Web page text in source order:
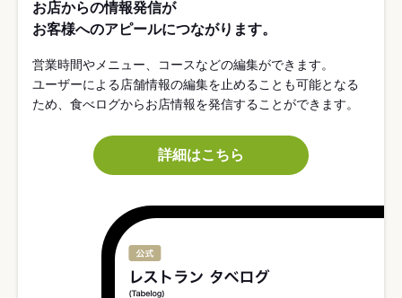
お店からの情報発信が
お客様へのアピールにつながります。
営業時間やメニュー、コースなどの編集ができます。
ユーザーによる店舗情報の編集を止めることも可能となる
ため、食べログからお店情報を発信することができます。
詳細はこちら